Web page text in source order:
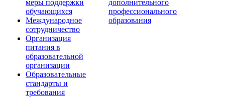
меры поддержки
обучающихся
Международное
сотрудничество
Организация
питания в
образовательной
организации
Образовательные
стандарты и
требования
дополнительного
профессионального
образования